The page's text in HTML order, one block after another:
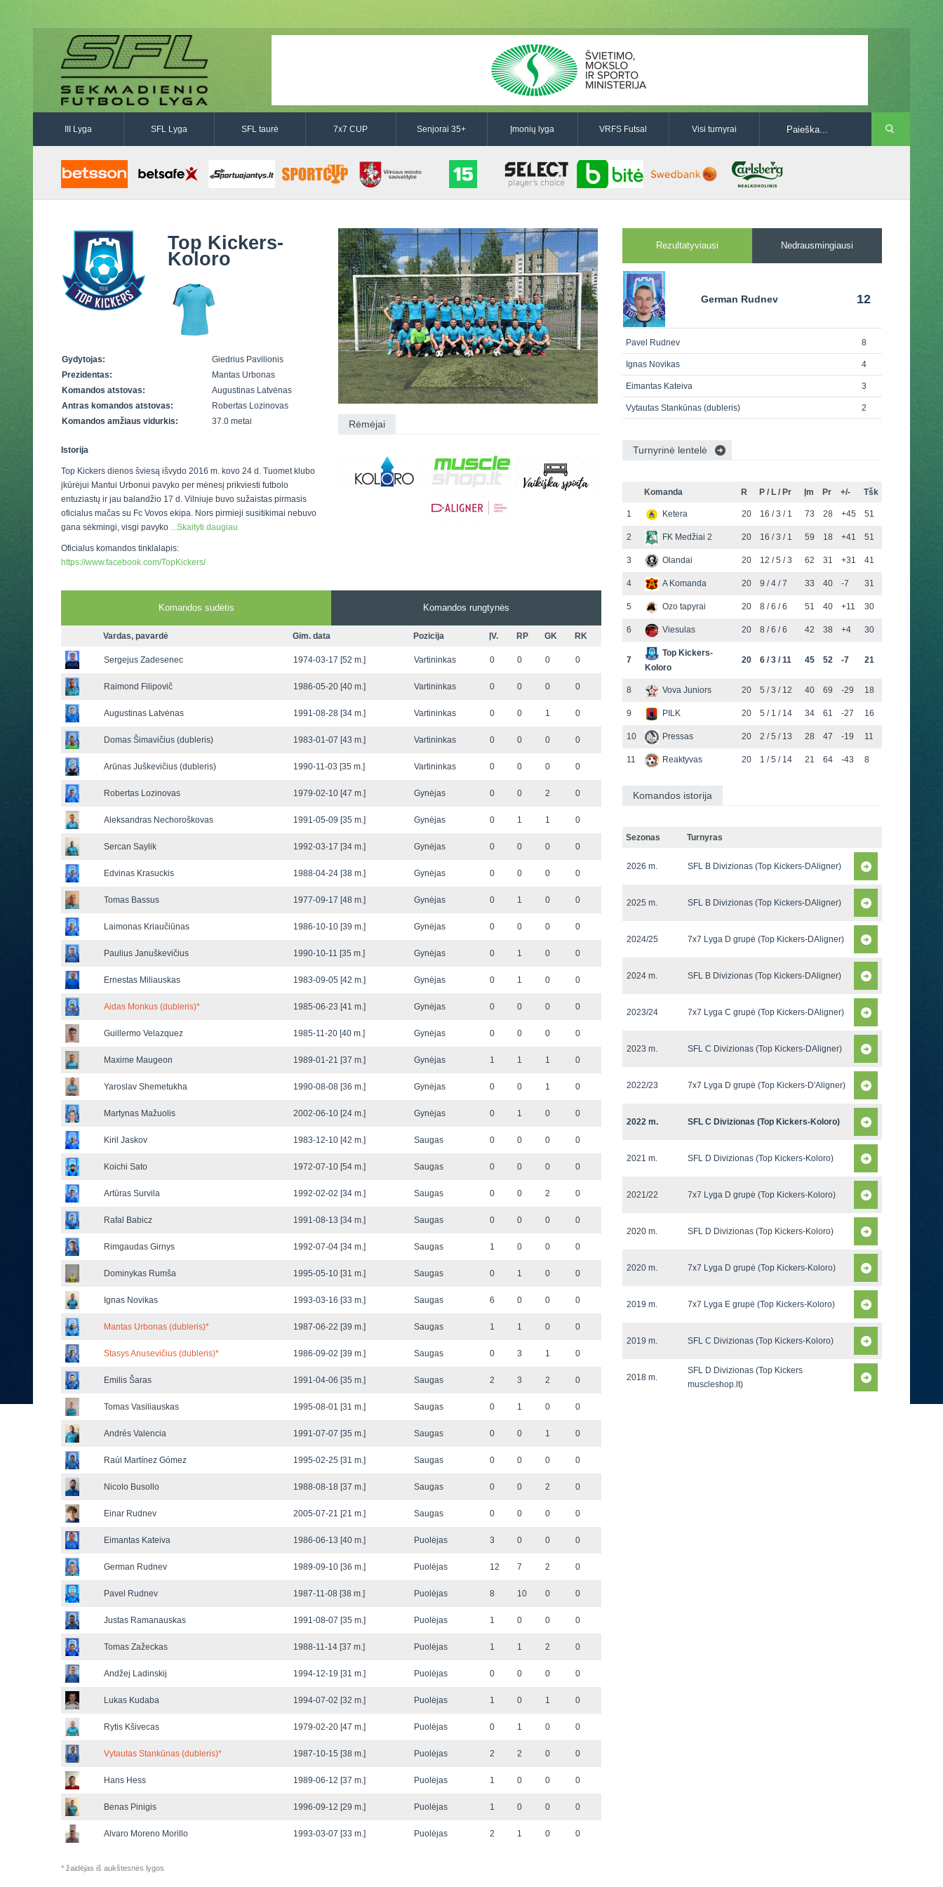
III Lyga SFL Lyga SFL taurė 7x7 CUP Senjorai 35+ Įmonių lyga VRFS Futsal Visi turnyrai
Top Kickers-
Koloro
Gydytojas:
Giedrius Pavilionis
Prezidentas:
Mantas Urbonas
Komandos atstovas:
Augustinas Latvėnas
Antras komandos atstovas:
Robertas Lozinovas
Komandos amžiaus vidurkis:
37.0 metai
Istorija
Top Kickers dienos šviesą išvydo 2016 m. kovo 24 d. Tuomet klubo
įkūrėjui Mantui Urbonui pavyko per mėnesį prikviesti futbolo
entuziastų ir jau balandžio 17 d. Vilniuje buvo sužaistas pirmasis
oficialus mačas su Fc Vovos ekipa. Nors pirmieji susitikimai nebuvo
gana sėkmingi, visgi pavyko ...Skaityti daugiau
Oficialus komandos tinklalapis:
https://www.facebook.com/TopKickers/
Rėmėjai
Komandos sudėtis Komandos rungtynės
Vardas, pavardė Gim. data Pozicija ĮV. RP GK RK
Sergejus Zadesenec 1974-03-17 [52 m.] Vartininkas 0 0 0 0
Raimond Filipovič 1986-05-20 [40 m.] Vartininkas 0 0 0 0
Augustinas Latvėnas 1991-08-28 [34 m.] Vartininkas 0 0 1 0
Domas Šimavičius (dubleris) 1983-01-07 [43 m.] Vartininkas 0 0 0 0
Arūnas Juškevičius (dubleris) 1990-11-03 [35 m.] Vartininkas 0 0 0 0
Robertas Lozinovas 1979-02-10 [47 m.] Gynėjas 0 0 2 0
Aleksandras Nechoroškovas 1991-05-09 [35 m.] Gynėjas 0 1 1 0
Sercan Saylik 1992-03-17 [34 m.] Gynėjas 0 0 0 0
Edvinas Krasuckis 1988-04-24 [38 m.] Gynėjas 0 0 0 0
Tomas Bassus 1977-09-17 [48 m.] Gynėjas 0 1 0 0
Laimonas Kriaučiūnas 1986-10-10 [39 m.] Gynėjas 0 0 0 0
Paulius Januškevičius 1990-10-11 [35 m.] Gynėjas 0 1 0 0
Ernestas Miliauskas 1983-09-05 [42 m.] Gynėjas 0 1 0 0
Aidas Monkus (dubleris)* 1985-06-23 [41 m.] Gynėjas 0 0 0 0
Guillermo Velazquez 1985-11-20 [40 m.] Gynėjas 0 0 0 0
Maxime Maugeon 1989-01-21 [37 m.] Gynėjas 1 1 1 0
Yaroslav Shemetukha 1990-08-08 [36 m.] Gynėjas 0 0 1 0
Martynas Mažuolis 2002-06-10 [24 m.] Gynėjas 0 1 0 0
Kiril Jaskov 1983-12-10 [42 m.] Saugas 0 0 0 0
Koichi Sato 1972-07-10 [54 m.] Saugas 0 0 0 0
Artūras Survila 1992-02-02 [34 m.] Saugas 0 0 2 0
Rafal Babicz 1991-08-13 [34 m.] Saugas 0 0 0 0
Rimgaudas Girnys 1992-07-04 [34 m.] Saugas 1 0 0 0
Dominykas Rumša 1995-05-10 [31 m.] Saugas 0 1 0 0
Ignas Novikas 1993-03-16 [33 m.] Saugas 6 0 0 0
Mantas Urbonas (dubleris)* 1987-06-22 [39 m.] Saugas 1 1 0 0
Stasys Anusevičius (dubleris)* 1986-09-02 [39 m.] Saugas 0 3 1 0
Emilis Šaras 1991-04-06 [35 m.] Saugas 2 3 2 0
Tomas Vasiliauskas 1995-08-01 [31 m.] Saugas 0 1 0 0
Andrés Valencia 1991-07-07 [35 m.] Saugas 0 0 1 0
Raúl Martínez Gómez 1995-02-25 [31 m.] Saugas 0 0 0 0
Nicolo Busollo 1988-08-18 [37 m.] Saugas 0 0 2 0
Einar Rudnev 2005-07-21 [21 m.] Saugas 0 0 0 0
Eimantas Kateiva 1986-06-13 [40 m.] Puolėjas 3 0 0 0
German Rudnev 1989-09-10 [36 m.] Puolėjas 12 7 2 0
Pavel Rudnev 1987-11-08 [38 m.] Puolėjas 8 10 0 0
Justas Ramanauskas 1991-08-07 [35 m.] Puolėjas 1 0 0 0
Tomas Zažeckas 1988-11-14 [37 m.] Puolėjas 1 1 2 0
Andžej Ladinskij 1994-12-19 [31 m.] Puolėjas 0 0 0 0
Lukas Kudaba 1994-07-02 [32 m.] Puolėjas 1 0 1 0
Rytis Kšivecas 1979-02-20 [47 m.] Puolėjas 0 1 0 0
Vytautas Stankūnas (dubleris)* 1987-10-15 [38 m.] Puolėjas 2 2 0 0
Hans Hess 1989-06-12 [37 m.] Puolėjas 1 0 0 0
Benas Pinigis 1996-09-12 [29 m.] Puolėjas 1 0 0 0
Alvaro Moreno Morillo 1993-03-07 [33 m.] Puolėjas 2 1 0 0
* žaidėjas iš aukštesnės lygos
Rezultatyviausi Nedrausmingiausi
German Rudnev 12
Pavel Rudnev 8
Ignas Novikas 4
Eimantas Kateiva 3
Vytautas Stankūnas (dubleris) 2
Turnyrinė lentelė
Komanda R P / L / Pr Įm Pr +/- Tšk
1 Ketera 20 16 / 3 / 1 73 28 +45 51
2 FK Medžiai 2 20 16 / 3 / 1 59 18 +41 51
3 Olandai 20 12 / 5 / 3 62 31 +31 41
4 A Komanda 20 9 / 4 / 7 33 40 -7 31
5 Ozo tapyrai 20 8 / 6 / 6 51 40 +11 30
6 Viesulas 20 8 / 6 / 6 42 38 +4 30
7
Top Kickers-
Koloro
20 6 / 3 / 11 45 52 -7 21
8 Vova Juniors 20 5 / 3 / 12 40 69 -29 18
9 PILK 20 5 / 1 / 14 34 61 -27 16
10 Pressas 20 2 / 5 / 13 28 47 -19 11
11 Reaktyvas 20 1 / 5 / 14 21 64 -43 8
Komandos istorija
Sezonas Turnyras
2026 m. SFL B Divizionas (Top Kickers-DAligner)
2025 m. SFL B Divizionas (Top Kickers-DAligner)
2024/25 7x7 Lyga D grupė (Top Kickers-DAligner)
2024 m. SFL B Divizionas (Top Kickers-DAligner)
2023/24 7x7 Lyga C grupė (Top Kickers-DAligner)
2023 m. SFL C Divizionas (Top Kickers-DAligner)
2022/23 7x7 Lyga D grupė (Top Kickers-D'Aligner)
2022 m. SFL C Divizionas (Top Kickers-Koloro)
2021 m. SFL D Divizionas (Top Kickers-Koloro)
2021/22 7x7 Lyga D grupė (Top Kickers-Koloro)
2020 m. SFL D Divizionas (Top Kickers-Koloro)
2020 m. 7x7 Lyga D grupė (Top Kickers-Koloro)
2019 m. 7x7 Lyga E grupė (Top Kickers-Koloro)
2019 m. SFL C Divizionas (Top Kickers-Koloro)
2018 m.
SFL D Divizionas (Top Kickers
muscleshop.lt)